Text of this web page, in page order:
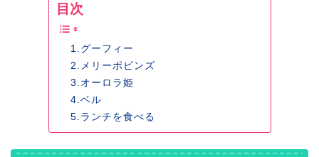
目次
1.グーフィー
2.メリーポピンズ
3.オーロラ姫
4.ベル
5.ランチを食べる